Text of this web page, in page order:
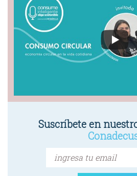
Suscríbete en